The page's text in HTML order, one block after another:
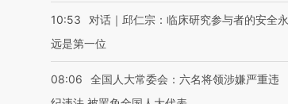
10:53
对话｜邱仁宗：临床研究参与者的安全永
远是第一位
08:06
全国人大常委会：六名将领涉嫌严重违